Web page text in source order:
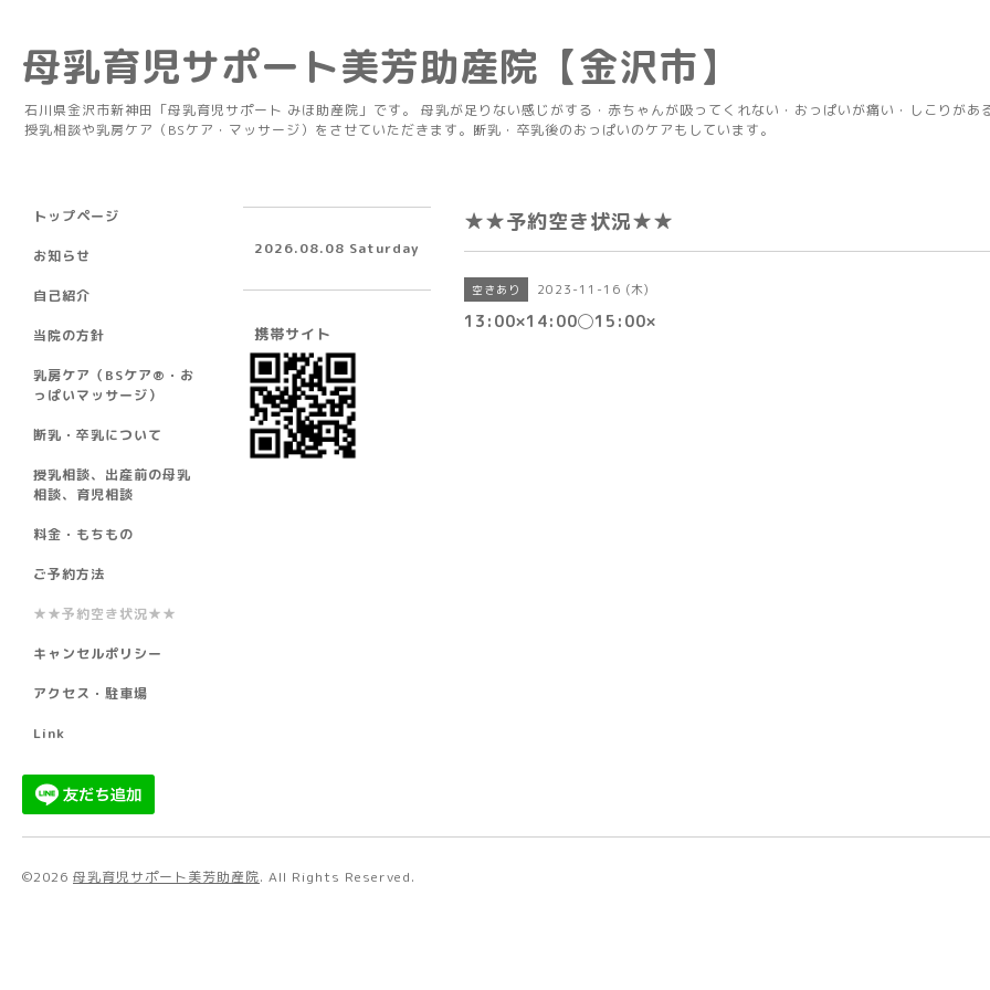
母乳育児サポート美芳助産院【金沢市】
石川県金沢市新神田「母乳育児サポート みほ助産院」です。 母乳が足りない感じがする・赤ちゃんが吸ってくれない・おっぱいが痛い・しこりがあ
授乳相談や乳房ケア（BSケア・マッサージ）をさせていただきます。断乳・卒乳後のおっぱいのケアもしています。
★★予約空き状況★★
空きあり 2023-11-16 (木)
13:00×14:00◯15:00×
トップページ
お知らせ
自己紹介
当院の方針
乳房ケア（BSケア®︎・お
っぱいマッサージ）
断乳・卒乳について
授乳相談、出産前の母乳
相談、育児相談
料金・もちもの
ご予約方法
★★予約空き状況★★
キャンセルポリシー
アクセス・駐車場
Link
2026.08.08 Saturday
携帯サイト
©2026 母乳育児サポート美芳助産院. All Rights Reserved.